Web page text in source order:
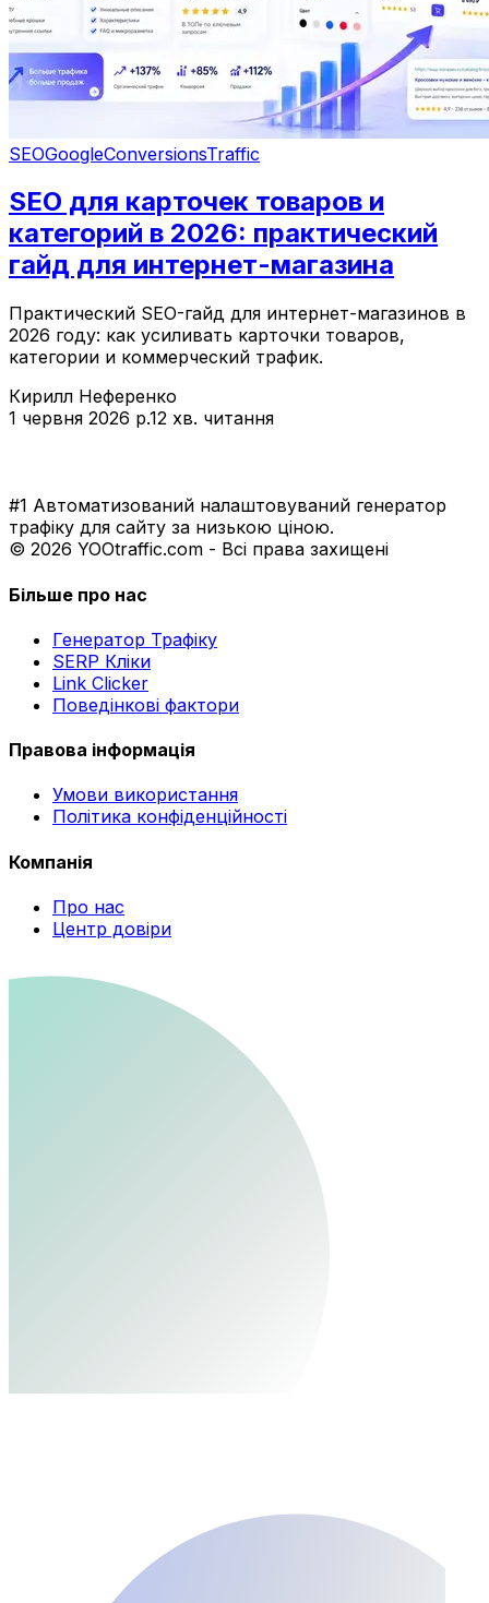
SEOGoogleConversionsTraffic
SEO для карточек товаров и
категорий в 2026: практический
гайд для интернет-магазина
Практический SEO-гайд для интернет-магазинов в
2026 году: как усиливать карточки товаров,
категории и коммерческий трафик.
Кирилл Неференко
1 червня 2026 р.12 хв. читання
#1 Автоматизований налаштовуваний генератор
трафіку для сайту за низькою ціною.
© 2026 YOOtraffic.com - Всі права захищені
Більше про нас
Генератор Трафіку
SERP Кліки
Link Clicker
Поведінкові фактори
Правова інформація
Умови використання
Політика конфіденційності
Компанія
Про нас
Центр довіри